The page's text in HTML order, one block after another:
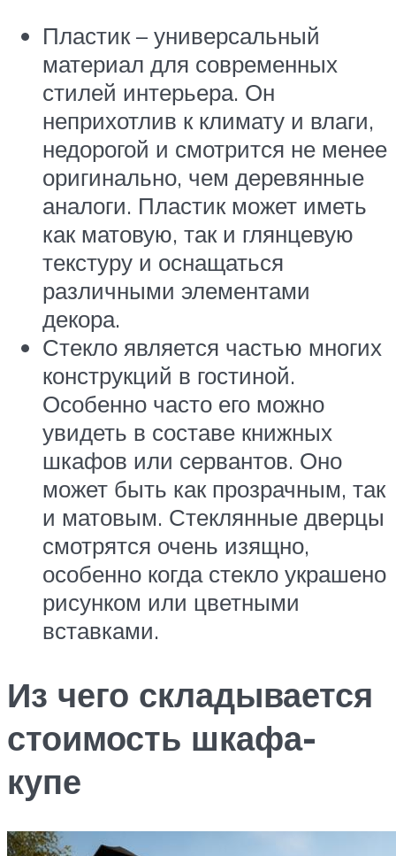
Пластик – универсальный
материал для современных
стилей интерьера. Он
неприхотлив к климату и влаги,
недорогой и смотрится не менее
оригинально, чем деревянные
аналоги. Пластик может иметь
как матовую, так и глянцевую
текстуру и оснащаться
различными элементами
декора.
Стекло является частью многих
конструкций в гостиной.
Особенно часто его можно
увидеть в составе книжных
шкафов или сервантов. Оно
может быть как прозрачным, так
и матовым. Стеклянные дверцы
смотрятся очень изящно,
особенно когда стекло украшено
рисунком или цветными
вставками.
Из чего складывается
стоимость шкафа-
купе